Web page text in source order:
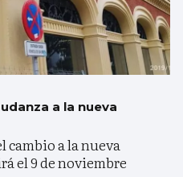
a la nueva
cambio a la nueva
el 9 de noviembre